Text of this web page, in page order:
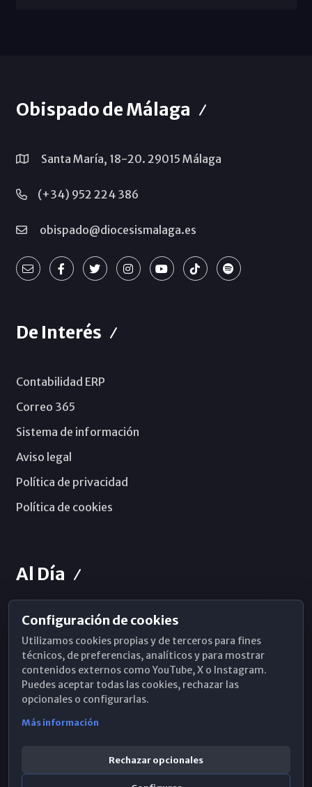
Obispado de Málaga
Santa María, 18-20. 29015 Málaga
(+34) 952 224 386
obispado@diocesismalaga.es
De Interés
Contabilidad ERP
Correo 365
Sistema de información
Aviso legal
Política de privacidad
Política de cookies
Al Día
Horarios de Misa
Hemeroteca
WhatsApp
Configuración de cookies
Utilizamos cookies propias y de terceros para fines
técnicos, de preferencias, analíticos y para mostrar
contenidos externos como YouTube, X o Instagram.
Puedes aceptar todas las cookies, rechazar las
opcionales o configurarlas.
Más información
Rechazar opcionales